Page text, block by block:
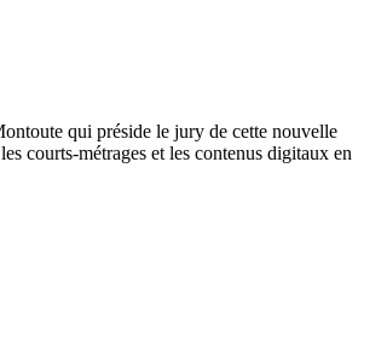
qui préside le jury de cette nouvelle
courts-métrages et les contenus digitaux en